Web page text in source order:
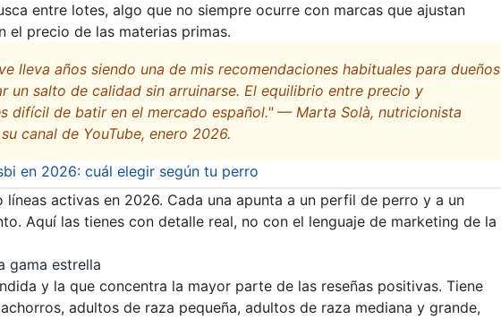
entre lotes, algo que no siempre ocurre con marcas que ajustan
el precio de las materias primas.
lleva años siendo una de mis recomendaciones habituales para dueños
un salto de calidad sin arruinarse. El equilibrio entre precio y
difícil de batir en el mercado español." — Marta Solà, nutricionista
canal de YouTube, enero 2026.
en 2026: cuál elegir según tu perro
líneas activas en 2026. Cada una apunta a un perfil de perro y a un
Aquí las tienes con detalle real, no con el lenguaje de marketing de la
gama estrella
y la que concentra la mayor parte de las reseñas positivas. Tiene
adultos de raza pequeña, adultos de raza mediana y grande,